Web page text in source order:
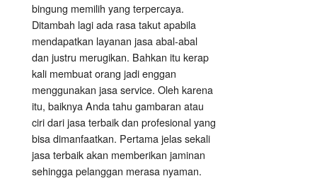
bingung memilih yang terpercaya.
Ditambah lagi ada rasa takut apabila
mendapatkan layanan jasa abal-abal
dan justru merugikan. Bahkan itu kerap
kali membuat orang jadi enggan
menggunakan jasa service. Oleh karena
itu, baiknya Anda tahu gambaran atau
ciri dari jasa terbaik dan profesional yang
bisa dimanfaatkan. Pertama jelas sekali
jasa terbaik akan memberikan jaminan
sehingga pelanggan merasa nyaman.